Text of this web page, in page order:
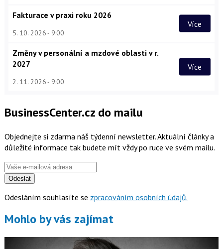
Fakturace v praxi roku 2026
5. 10. 2026 9:00
Více
Změny v personální a mzdové oblasti v r.
2027
2. 11. 2026 9:00
Více
BusinessCenter.cz do mailu
Objednejte si zdarma náš týdenní newsletter. Aktuální články a
důležité informace tak budete mít vždy po ruce ve svém mailu.
Odeslat
Odesláním souhlasíte se zpracováním osobních údajů.
Mohlo by vás zajímat